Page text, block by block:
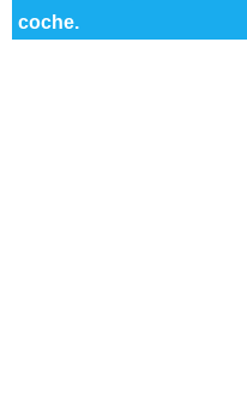
coche.